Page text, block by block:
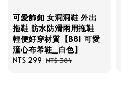
可愛飾釦 女洞洞鞋 外出
拖鞋 防水防滑兩用拖鞋
輕便好穿材質【B81 可愛
潼心布希鞋_白色】
Sale
NT$ 299 Regular
NT$ 384